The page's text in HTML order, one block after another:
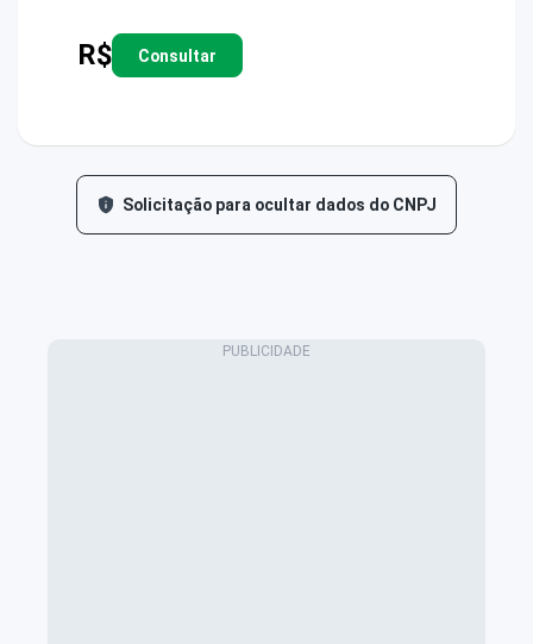
R$ Consultar
Solicitação para ocultar dados do CNPJ